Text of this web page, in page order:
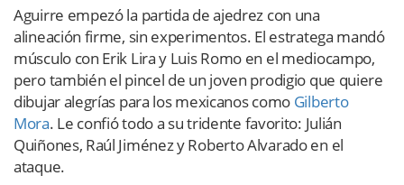
Aguirre empezó la partida de ajedrez con una
alineación firme, sin experimentos. El estratega mandó
músculo con Erik Lira y Luis Romo en el mediocampo,
pero también el pincel de un joven prodigio que quiere
dibujar alegrías para los mexicanos como Gilberto
Mora. Le confió todo a su tridente favorito: Julián
Quiñones, Raúl Jiménez y Roberto Alvarado en el
ataque.